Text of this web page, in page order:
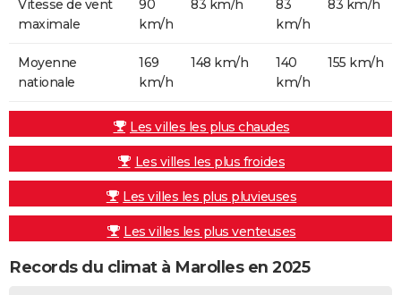
Vitesse de vent
maximale
90
km/h
83 km/h
83
km/h
83 km/h
Moyenne
nationale
169
km/h
148 km/h
140
km/h
155 km/h
Les villes les plus chaudes
Les villes les plus froides
Les villes les plus pluvieuses
Les villes les plus venteuses
Records du climat à Marolles en 2025